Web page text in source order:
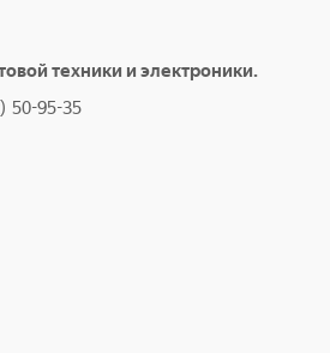
техники и электроники.
50-95-35